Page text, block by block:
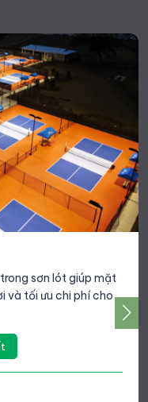
sơn lót giúp mặt
và tối ưu chi phí cho